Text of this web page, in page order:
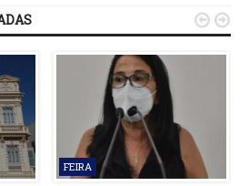
FEIRA
 